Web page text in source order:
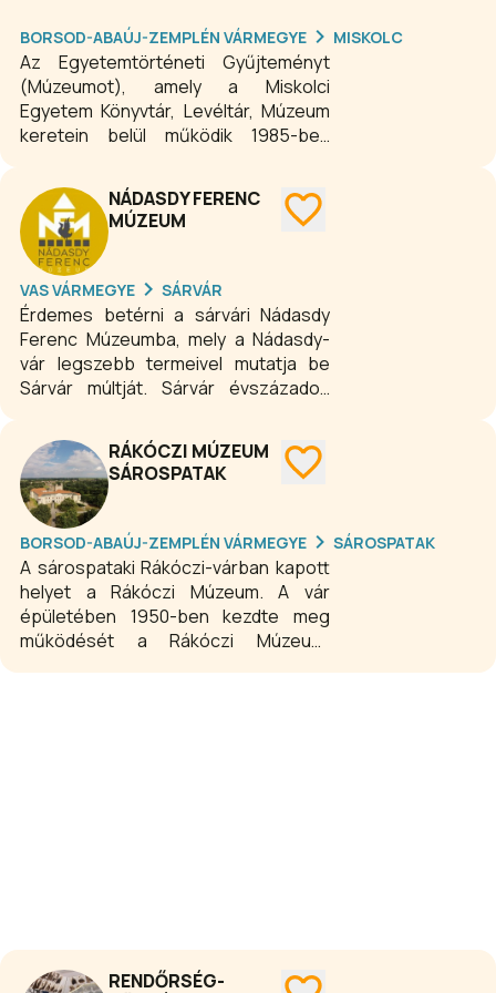
BORSOD-ABAÚJ-ZEMPLÉN VÁRMEGYE MISKOLC
Az Egyetemtörténeti Gyűjteményt
(Múzeumot), amely a Miskolci
Egyetem Könyvtár, Levéltár, Múzeum
keretein belül működik 1985-ben
és 1986. január 1-jén kezdte meg
hivatalosan a működését az egyetemi
könyvtár épületében.
NÁDASDY FERENC
MÚZEUM
VAS VÁRMEGYE SÁRVÁR
Érdemes betérni a sárvári Nádasdy
Ferenc Múzeumba, mely a Nádasdy-
vár legszebb termeivel mutatja be
Sárvár múltját. Sárvár évszázados
Magyarország egyik legszebb
épülete. A Nádasdy Ferenc Múzeum
1951 óta várja látogatóit.
RÁKÓCZI MÚZEUM
SÁROSPATAK
BORSOD-ABAÚJ-ZEMPLÉN VÁRMEGYE SÁROSPATAK
A sárospataki Rákóczi-várban kapott
helyet a Rákóczi Múzeum. A vár
épületében 1950-ben kezdte meg
működését a Rákóczi Múzeum.
RENDŐRSÉG-